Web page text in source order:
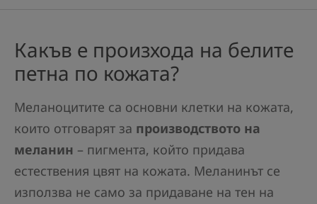
Какъв е произхода на белите
петна по кожата?
Меланоцитите са основни клетки на кожата,
които отговарят за производството на
меланин – пигмента, който придава
естествения цвят на кожата. Меланинът се
използва не само за придаване на тен на